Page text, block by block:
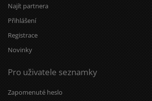
Najít partnera
Přihlášení
Registrace
Novinky
Pro uživatele seznamky
Zapomenuté heslo